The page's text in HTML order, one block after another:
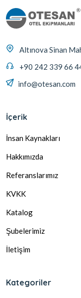
Altınova Sinan
+90 242 339 66
info@otesan.com
İçerik
İnsan Kaynakları
Hakkımızda
Referanslarımız
KVKK
Katalog
Şubelerimiz
İletişim
Kategoriler